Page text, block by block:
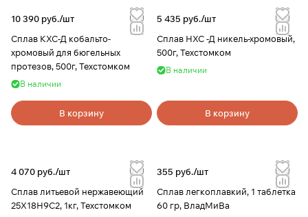
10 390 руб./шт
Сплав КХС-Д кобальто-
хромовый для бюгельных
протезов, 500г, Техстомком
В наличии
В корзину
5 435 руб./шт
Сплав НХС -Д никель-хромовый,
500г, Техстомком
В наличии
В корзину
4 070 руб./шт
Сплав литьевой нержавеющий
25Х18Н9С2, 1кг, Техстомком
355 руб./шт
Сплав легкоплавкий, 1 таблетка
60 гр, ВладМиВа